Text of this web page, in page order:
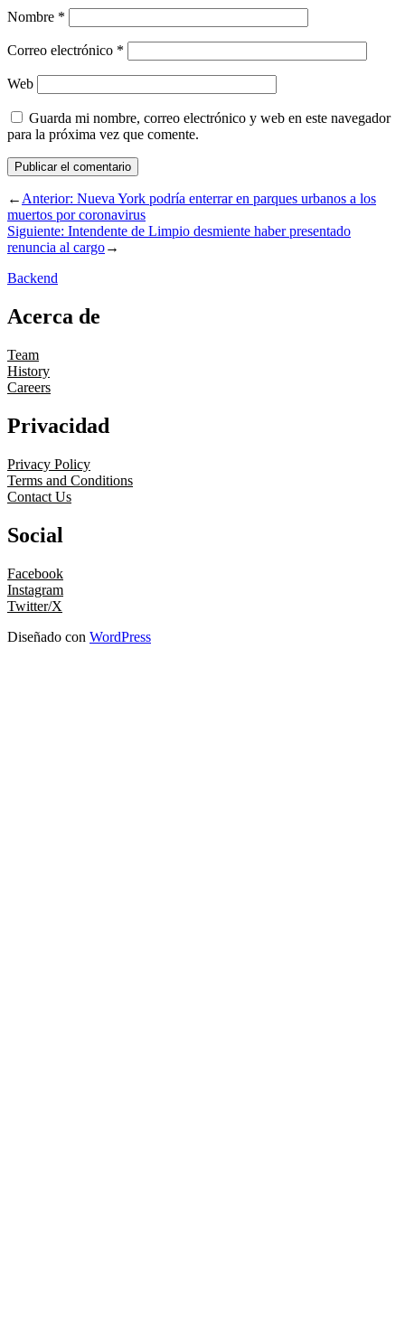
Nombre *
Correo electrónico *
Web
Guarda mi nombre, correo electrónico y web en este navegador
para la próxima vez que comente.
←Anterior: Nueva York podría enterrar en parques urbanos a los
muertos por coronavirus
Siguiente: Intendente de Limpio desmiente haber presentado
renuncia al cargo→
Backend
Acerca de
Team
History
Careers
Privacidad
Privacy Policy
Terms and Conditions
Contact Us
Social
Facebook
Instagram
Twitter/X
Diseñado con WordPress